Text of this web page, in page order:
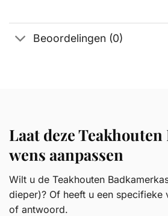
Beoordelingen (0)
Laat deze
wens aanpassen
Wilt u de Teakhouten
dieper)? Of heeft u een
of antwoord.